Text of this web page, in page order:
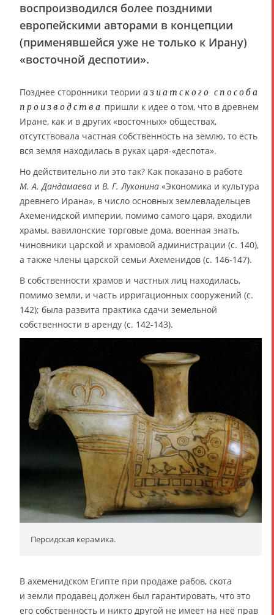
воспроизводился более поздними
европейскими авторами в концепции
(применявшейся уже не только к Ирану)
«восточной деспотии».
Позднее сторонники теории азиатского способа
производства пришли к идее о том, что в древнем
Иране, как и в других «восточных» обществах,
отсутствовала частная собственность на землю, то есть
вся земля находилась в руках царя-«деспота».
Но действительно ли это так? Как показано в работе
М. А. Дандамаева и В. Г. Луконина «Экономика и культура
древнего Ирана», в число основных землевладельцев
Ахеменидской империи, помимо самого царя, входили
храмы, вавилонские торговые дома, военная знать,
чиновники царской и храмовой администрации (с. 140),
а также члены царской семьи Ахеменидов (с. 146-147).
В собственности храмов и частных лиц находилась,
помимо земли, и часть ирригационных сооружений (с.
142); была развита практика сдачи земельной
собственности в аренду (с. 142-143).
Персидская керамика.
В ахеменидском Египте при продаже рабов, скота
и земли продавец должен был гарантировать, что это
его собственность и никто другой не имеет на неё прав